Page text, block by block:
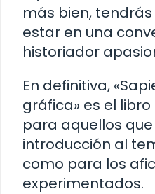
más bien,
estar en una
historiador
En definitiva,
gráfica» es el
para aquellos
introducción al
como para los
experimentados.